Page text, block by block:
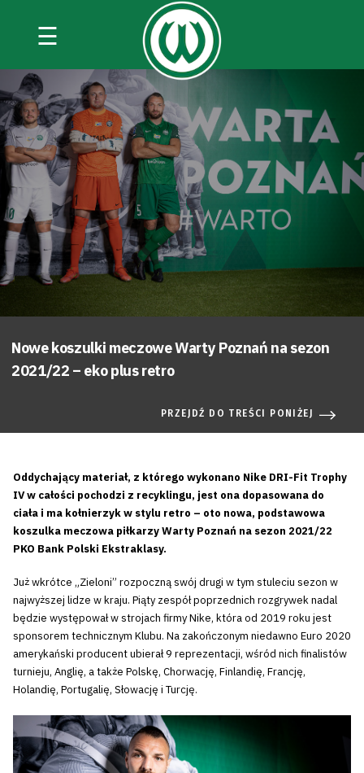
☰
Nowe koszulki meczowe Warty Poznań na sezon
2021/22 – eko plus retro
PRZEJDŹ DO TREŚCI PONIŻEJ
Oddychający materiał, z którego wykonano Nike DRI-Fit Trophy
IV w całości pochodzi z recyklingu, jest ona dopasowana do
ciała i ma kołnierzyk w stylu retro – oto nowa, podstawowa
koszulka meczowa piłkarzy Warty Poznań na sezon 2021/22
PKO Bank Polski Ekstraklasy.
Już wkrótce „Zieloni” rozpoczną swój drugi w tym stuleciu sezon w
najwyższej lidze w kraju. Piąty zespół poprzednich rozgrywek nadal
będzie występował w strojach firmy Nike, która od 2019 roku jest
sponsorem technicznym Klubu. Na zakończonym niedawno Euro 2020
amerykański producent ubierał 9 reprezentacji, wśród nich finalistów
turnieju, Anglię, a także Polskę, Chorwację, Finlandię, Francję,
Holandię, Portugalię, Słowację i Turcję.